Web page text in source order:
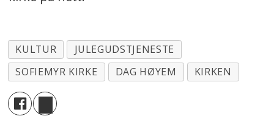
KULTUR
JULEGUDSTJENESTE
SOFIEMYR KIRKE
DAG HØYEM KIRKEN